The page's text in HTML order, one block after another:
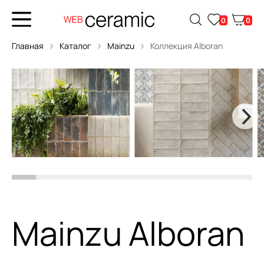
0 0
Главная Каталог Mainzu Коллекция Alboran
Mainzu Alboran